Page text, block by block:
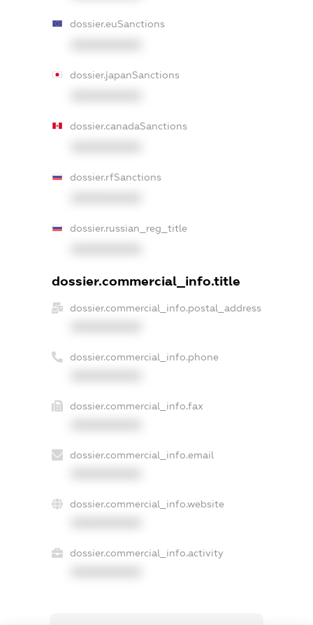
dossier.euSanctions
dossier.japanSanctions
dossier.canadaSanctions
dossier.rfSanctions
dossier.russian_reg_title
dossier.commercial_info.title
dossier.commercial_info.postal_address
dossier.commercial_info.phone
dossier.commercial_info.fax
dossier.commercial_info.email
dossier.commercial_info.website
dossier.commercial_info.activity